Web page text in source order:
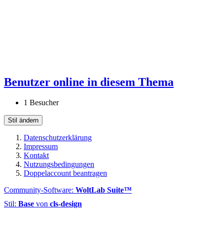
Benutzer online in diesem Thema
1 Besucher
Stil ändern
Datenschutzerklärung
Impressum
Kontakt
Nutzungsbedingungen
Doppelaccount beantragen
Community-Software: WoltLab Suite™
Stil: Base von cls-design